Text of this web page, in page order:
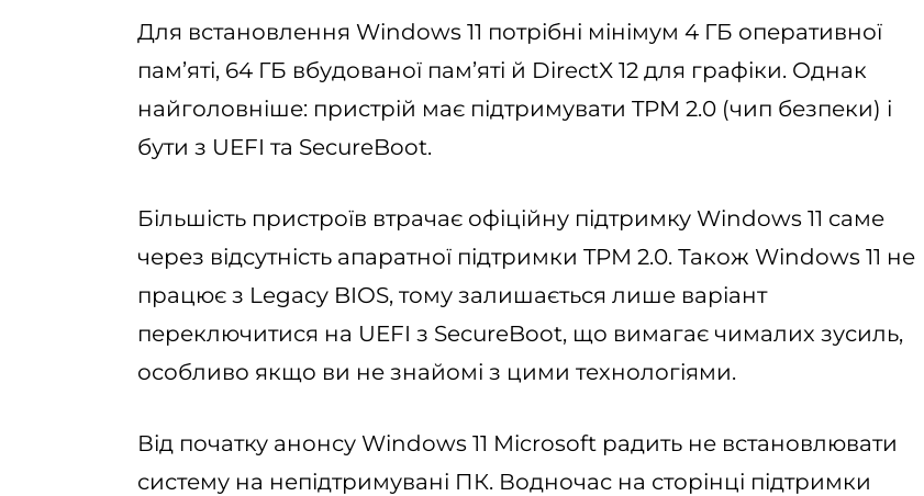
Для встановлення Windows 11 потрібні мінімум 4 ГБ оперативної
пам’яті, 64 ГБ вбудованої пам’яті й DirectX 12 для графіки. Однак
найголовніше: пристрій має підтримувати TPM 2.0 (чип безпеки) і
бути з UEFI та SecureBoot.
Більшість пристроїв втрачає офіційну підтримку Windows 11 саме
через відсутність апаратної підтримки TPM 2.0. Також Windows 11 не
працює з Legacy BIOS, тому залишається лише варіант
переключитися на UEFI з SecureBoot, що вимагає чималих зусиль,
особливо якщо ви не знайомі з цими технологіями.
Від початку анонсу Windows 11 Microsoft радить не встановлювати
систему на непідтримувані ПК. Водночас на сторінці підтримки